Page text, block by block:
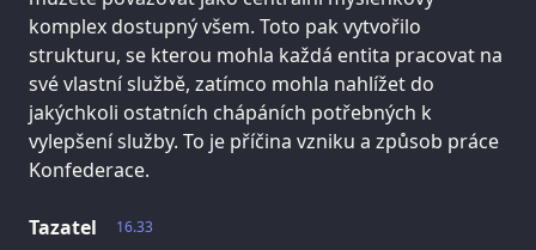
komplex dostupný všem. Toto pak vytvořilo
strukturu, se kterou mohla každá entita pracovat na
své vlastní službě, zatímco mohla nahlížet do
jakýchkoli ostatních chápáních potřebných k
vylepšení služby. To je příčina vzniku a způsob práce
Konfederace.
16.33
Tazatel